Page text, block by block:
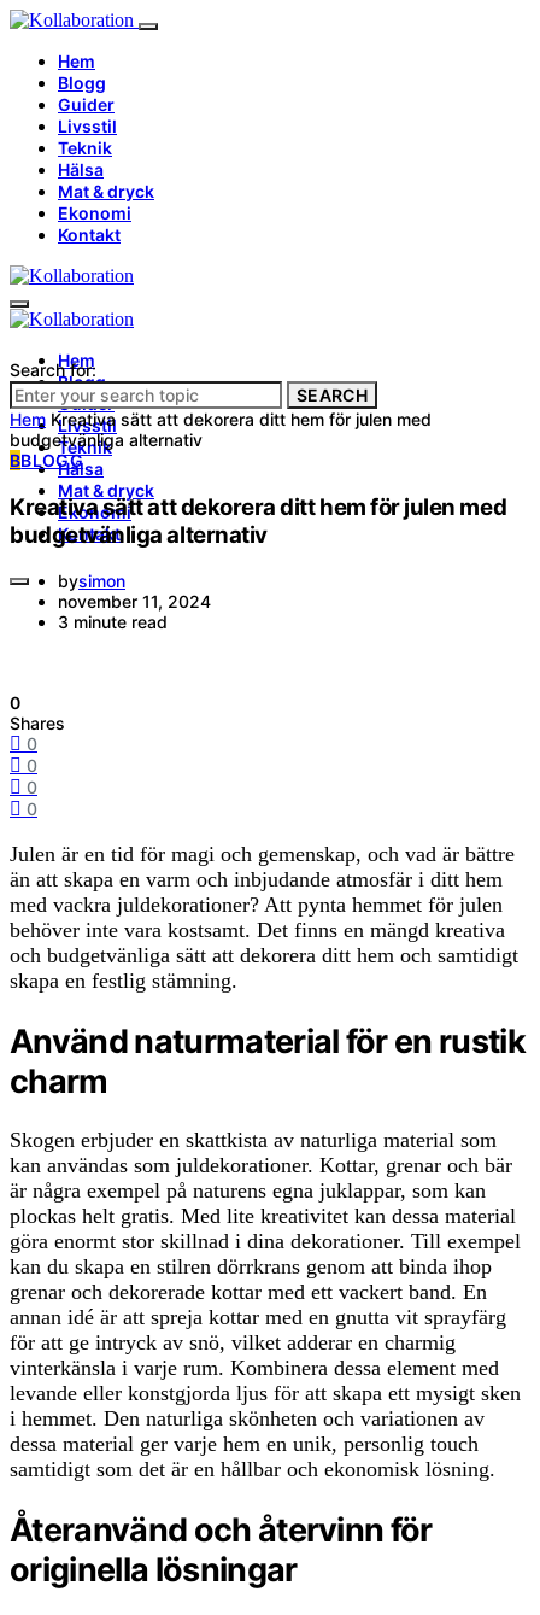
Hem
Blogg
Guider
Livsstil
Teknik
Hälsa
Mat & dryck
Ekonomi
Kontakt
Hem
Blogg
Guider
Livsstil
Teknik
Hälsa
Mat & dryck
Ekonomi
Kontakt
Search for:
SEARCH
Hem Kreativa sätt att dekorera ditt hem för julen med
budgetvänliga alternativ
BBLOGG
Kreativa sätt att dekorera ditt hem för julen med
budgetvänliga alternativ
bysimon
november 11, 2024
3 minute read
0
Shares
0
0
0
0
Julen är en tid för magi och gemenskap, och vad är bättre
än att skapa en varm och inbjudande atmosfär i ditt hem
med vackra juldekorationer? Att pynta hemmet för julen
behöver inte vara kostsamt. Det finns en mängd kreativa
och budgetvänliga sätt att dekorera ditt hem och samtidigt
skapa en festlig stämning.
Använd naturmaterial för en rustik
charm
Skogen erbjuder en skattkista av naturliga material som
kan användas som juldekorationer. Kottar, grenar och bär
är några exempel på naturens egna juklappar, som kan
plockas helt gratis. Med lite kreativitet kan dessa material
göra enormt stor skillnad i dina dekorationer. Till exempel
kan du skapa en stilren dörrkrans genom att binda ihop
grenar och dekorerade kottar med ett vackert band. En
annan idé är att spreja kottar med en gnutta vit sprayfärg
för att ge intryck av snö, vilket adderar en charmig
vinterkänsla i varje rum. Kombinera dessa element med
levande eller konstgjorda ljus för att skapa ett mysigt sken
i hemmet. Den naturliga skönheten och variationen av
dessa material ger varje hem en unik, personlig touch
samtidigt som det är en hållbar och ekonomisk lösning.
Återanvänd och återvinn för
originella lösningar